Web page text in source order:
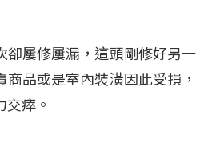
卻屢修屢漏，這頭剛修好另一
品或是室內裝潢因此受損，
交瘁。